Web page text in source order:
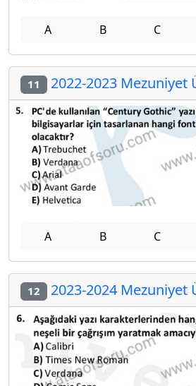
A B C
11 2022-2023 Mezuniyet
A B C
12 2023-2024 Mezuniyet